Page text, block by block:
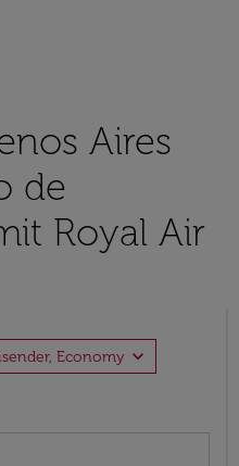
Aires
de
Royal Air
Economy expand_more